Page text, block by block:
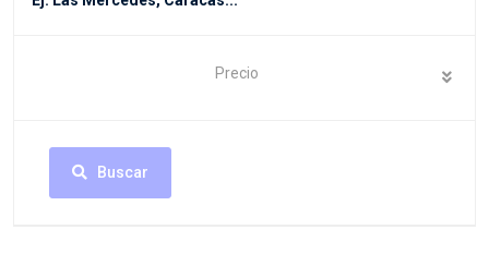
Precio
Buscar